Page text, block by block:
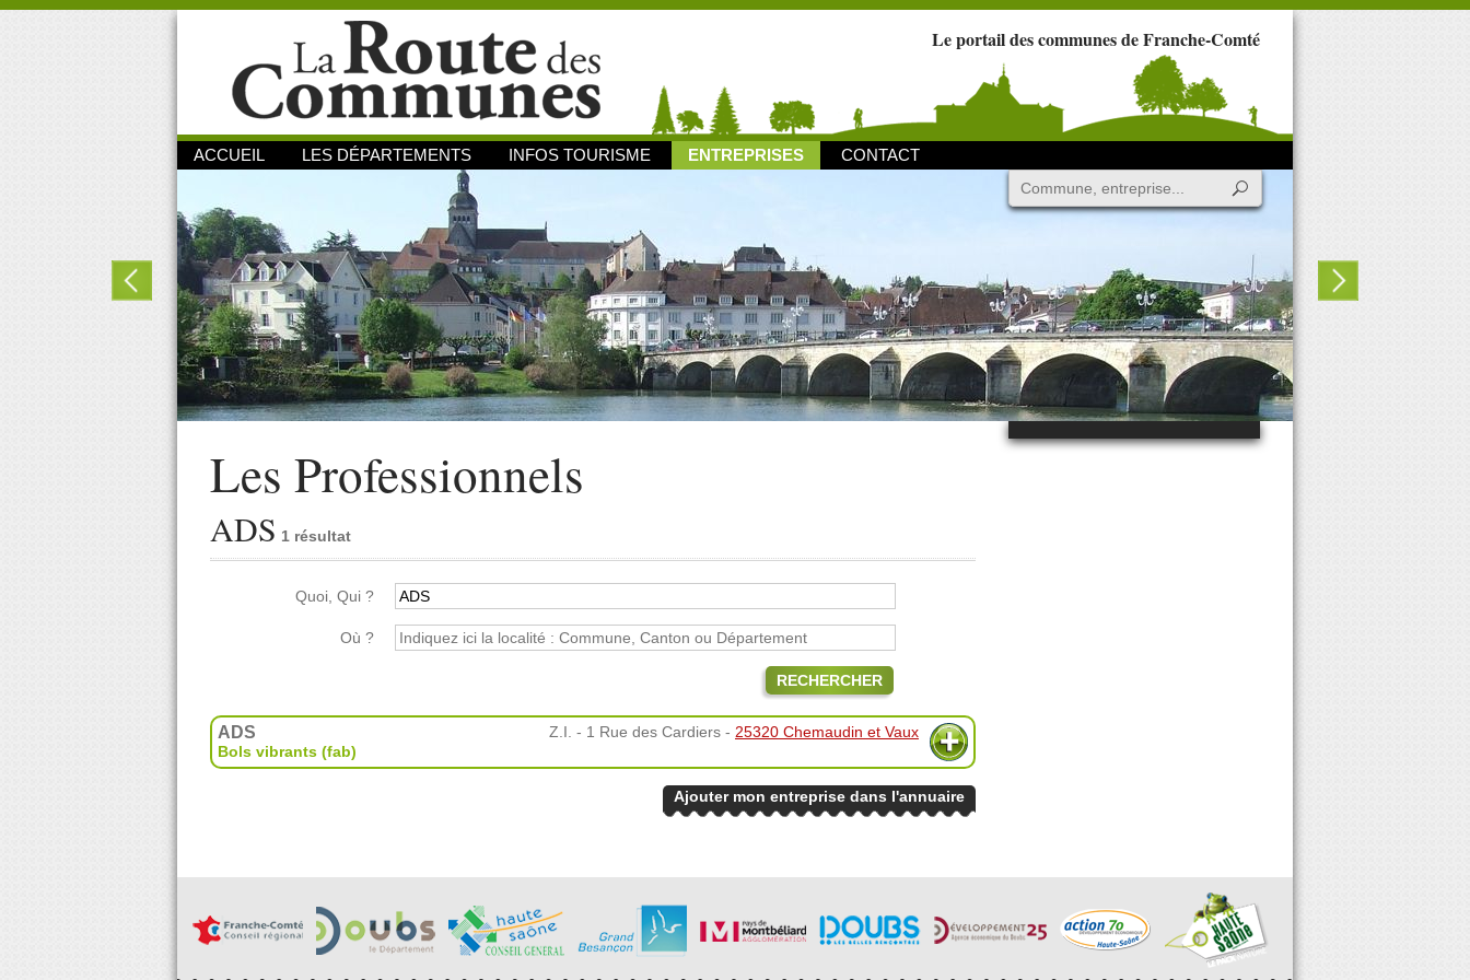
Le portail des communes de Franche-Comté
ACCUEIL LES DÉPARTEMENTS INFOS TOURISME ENTREPRISES CONTACT
Les Professionnels
ADS 1 résultat
Quoi, Qui ?
Où ?
RECHERCHER
ADS Z.I. - 1 Rue des Cardiers - 25320 Chemaudin et Vaux
Bols vibrants (fab)
Ajouter mon entreprise dans l'annuaire